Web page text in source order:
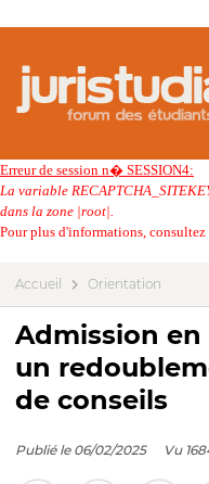
Erreur de session n� SESSION4:
La variable
dans la zone |root|.
Pour plus d'informations, consultez
Accueil Orientation
Admission en
un
de conseils
Publié le 06/02/2025 Vu